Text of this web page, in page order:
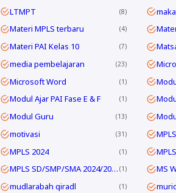
LTMPT 8
Materi MPLS terbaru 4
Materi PAI Kelas 10 7
media pembelajaran 23
Microsoft Word 1
Modul Ajar PAI Fase E & F 1
Modul Guru 13
motivasi 31 MPLS
MPLS 2024 1
MPLS SD/SMP/SMA 2024/2025 1 MS
mudlarabah qiradl 1